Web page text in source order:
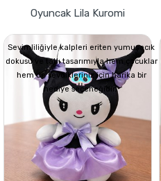
Oyuncak Lila Kuromi
Sevimliliğiyle kalpleri eriten yumuşacık
dokusu ve tatlı tasarımıyla hem çocuklar
hem de sevdikleriniz için harika bir
hediye seçeneğidir.